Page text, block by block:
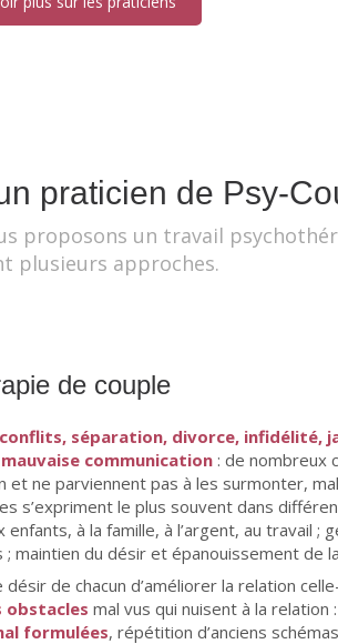
praticien de Psy-
proposons un travail
plusieurs approches.
de couple
séparation, divorce, infidélité,
mauvaise communication : de nombreux
et ne parviennent pas à les surmonter,
s’expriment le plus souvent dans
enfants, à la famille, à l’argent, au travail ;
; maintien du désir et épanouissement de
désir de chacun d’améliorer la relation
obstacles mal vus qui nuisent à la
formulées, répétition d’anciens